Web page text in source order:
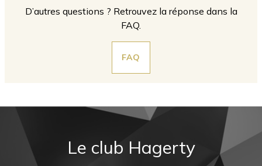
Le club Hagerty
D’autres questions ? Retrouvez la réponse dans la
FAQ.
FAQ